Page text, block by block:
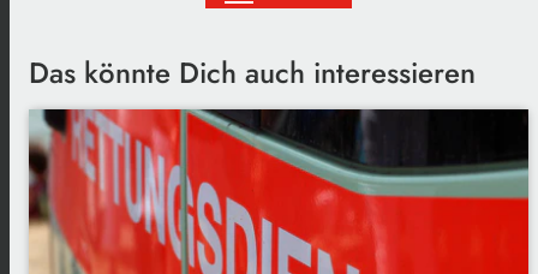
Das könnte Dich auch interessieren